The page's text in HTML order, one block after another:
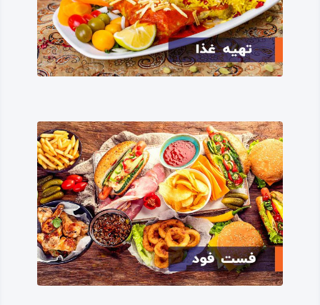
غرب به زمان بابل قدیم و عصر آهن و مفرغ نیز می‌رسد؛
لوح‌های خطی که بر اثر کاوش در منطقه یافت شده‌اند و سندی
برای پیشینه و تاریخ‌ معتبر این منطقه هستند، در پروژه‌ای
در برخی از این الواح گلی، که قدمت آن‌ها به سه تا شش هزار
سال قبل می‌رسد، نوشته‌ها و جدول‌هایی حک شده‌اند که حیرت‌
آورند؛ از جمله نرخ دستمزد جداگانه برای کارگران زن و مرد،
ساعات کار، اقلام مورد تجارت، رسید و اعتبارنامه تاجران و… .
جاذبه‌های گردشگری شهر اسلام آباد غرب
این شهر از سویی به جهت جذابیت‌های تاریخی – باستانی و
دیگر سوی به جهت اقلیم نیمه‌ کوهستانی و وفور رودخانه‌ها و